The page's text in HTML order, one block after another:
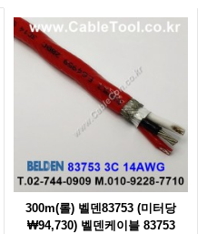
300m(롤) 벨덴83753 (미터당
₩94,730) 벨덴케이블 83753